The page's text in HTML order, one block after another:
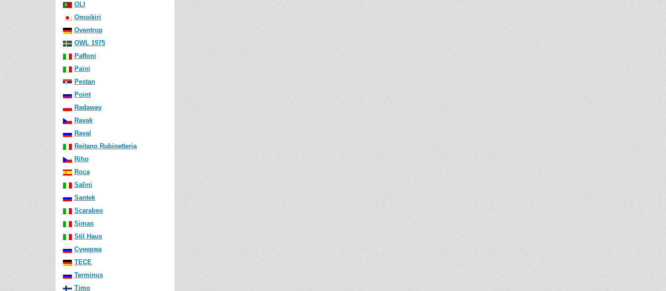
OLI
Omoikiri
Oventrop
OWL 1975
Paffoni
Paini
Pestan
Point
Radaway
Ravak
Raval
Reitano Rubinetteria
Riho
Roca
Salini
Santek
Scarabeo
Simas
Stil Haus
Сунержа
TECE
Terminus
Timo